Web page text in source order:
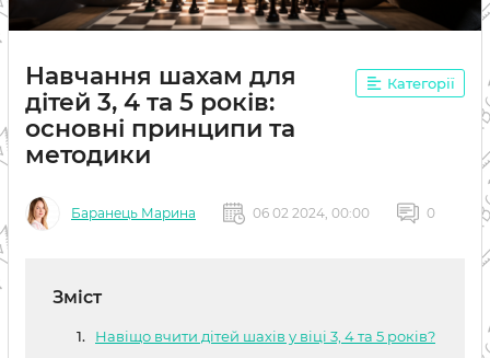
Навчання шахам для
дітей 3, 4 та 5 років:
основні принципи та
методики
Категорії
Баранець Марина 06 02 2024, 00:00 0
Зміст
Навіщо вчити дітей шахів у віці 3, 4 та 5 років?